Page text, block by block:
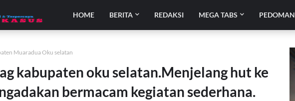
HOME BERITA REDAKSI MEGA TABS PEDOMAN
Muaradua Oku selatan
kabupaten oku selatan.Menjelang hut ke
bermacam kegiatan sederhana.